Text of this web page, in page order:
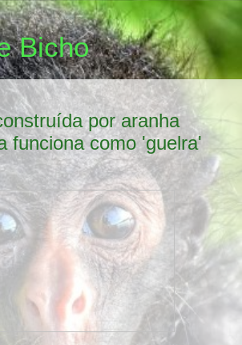
Bicho
por aranha
funciona como 'guelra'